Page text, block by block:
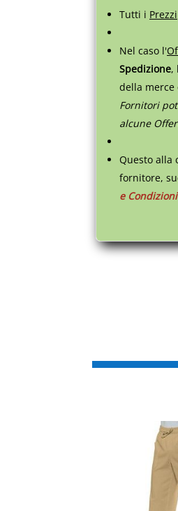
Tutti i Prezzi
Nel caso l'
Spedizione,
della merce
Fornitori
alcune
Questo alla
fornitore,
e Condizioni